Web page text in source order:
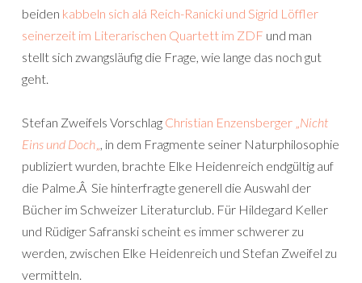
beiden kabbeln sich alá Reich-Ranicki und Sigrid Löffler
seinerzeit im Literarischen Quartett im ZDF und man
stellt sich zwangsläufig die Frage, wie lange das noch gut
geht.
Stefan Zweifels Vorschlag Christian Enzensberger „Nicht
Eins und Doch„, in dem Fragmente seiner Naturphilosophie
publiziert wurden, brachte Elke Heidenreich endgültig auf
die Palme.Â Sie hinterfragte generell die Auswahl der
Bücher im Schweizer Literaturclub. Für Hildegard Keller
und Rüdiger Safranski scheint es immer schwerer zu
werden, zwischen Elke Heidenreich und Stefan Zweifel zu
vermitteln.